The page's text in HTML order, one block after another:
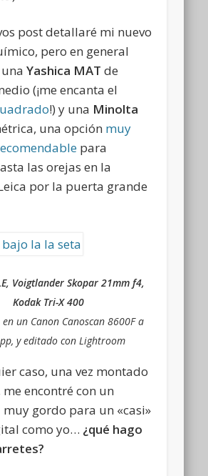
post detallaré mi nuevo
pero en general
unaYashica MAT de
(¡me encanta el
!) y una Minolta
una opción muy
para
las orejas en la
por la puerta grande
Voigtlander Skopar 21mm f4,
Kodak Tri-X 400
en un Canon Canoscan 8600F a
y editado con Lightroom
caso, una vez montado
encontré con un
gordo para un «casi»
como yo… ¿qué hago